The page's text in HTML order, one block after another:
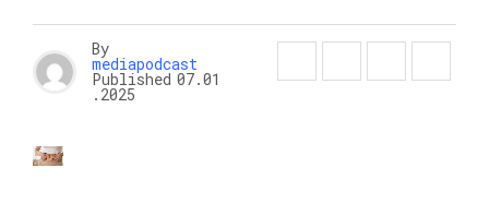
By
mediapodcast
Published 07.01
.2025